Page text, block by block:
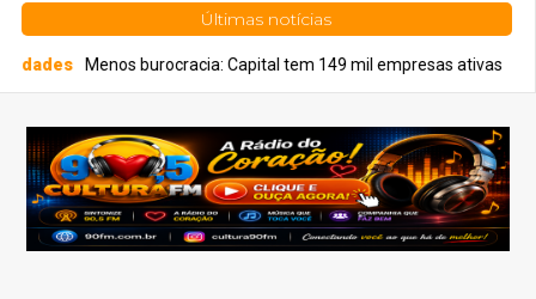
Últimas notícias
Capital tem 149 mil empresas ativas Saúde